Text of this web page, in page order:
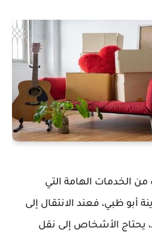
الخدمات الهامة التي
أبو ظبي، فعند الانتقال إلى
يحتاج الأشخاص إلى نقل